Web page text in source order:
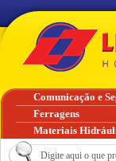
Comunicação e
Ferragens
Materiais